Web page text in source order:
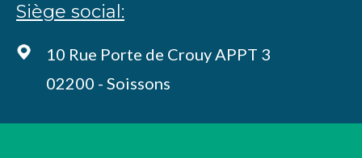
Siège social:
10 Rue Porte de Crouy APPT 3
02200 - Soissons